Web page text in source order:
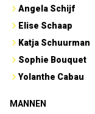
Angela Schijf
Elise Schaap
Katja Schuurman
Sophie Bouquet
Yolanthe Cabau
MANNEN